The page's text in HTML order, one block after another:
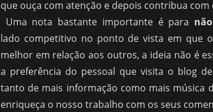
que ouça com atenção e depois contribua com
Uma nota bastante importante é para
lado competitivo no ponto de vista em que
melhor em relação aos outros, a ideia não é
a preferência do pessoal que visita o blog
tanto de mais informação como mais música
enriqueça o nosso trabalho com os seus